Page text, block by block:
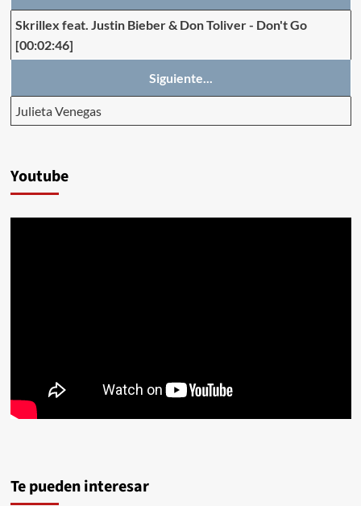
Skrillex feat. Justin Bieber & Don Toliver- Don't Go
[00:02:46]
Siguiente...
Julieta Venegas
Youtube
Te pueden interesar